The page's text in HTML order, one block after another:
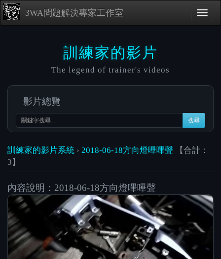
3WA問題解決專家工作室
訓練家的影片
The legend of trainer's videos
影片總覽
搜尋
訓練家的影片系統 › 2018-06-18方向燈嗶嗶聲 【合計：
3】
內容說明：2018-06-18方向燈嗶嗶聲